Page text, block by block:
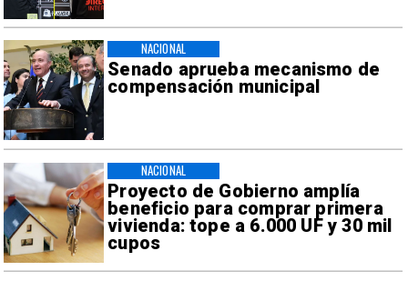
Senado aprueba mecanismo de
compensación municipal
NACIONAL
Proyecto de Gobierno amplía
beneficio para comprar primera
vivienda: tope a 6.000 UF y 30 mil
cupos
NACIONAL